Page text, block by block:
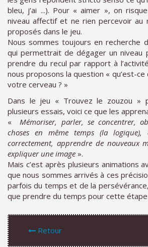
bleu, j’ai ...). Pour « aimer », on
niveau affectif et ne rien percevoir au
proposés dans le jeu.
Nous sommes toujours en recherche
qui permettrait de dégager un niveau
prendre du recul par rapport à
nous proposons la question « qu’est-ce
votre cerveau ? »
Dans le jeu « Trouvez le zouzou »
plusieurs essais, voici ce que les
«
Mémoriser, parler, se concentrer,
choses en même temps (la
correctement, apprendre de nouveaux
expliquer une image ».
Mais c’est après plusieurs animations
que nous sommes arrivés à ces
parfois du temps et de la
que prendre du temps pour cette
Retour